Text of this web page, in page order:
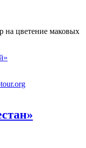
на цветение маковых